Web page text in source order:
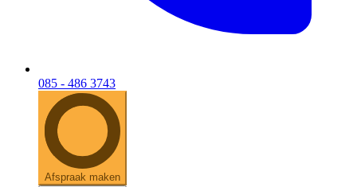
085 - 486 3743
Afspraak maken